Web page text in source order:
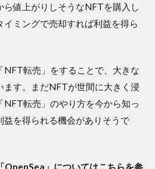
ら値上がりしそうなNFTを購入し
ミングで売却すれば利益を得ら
NFT転売」をすることで、大きな
ます。まだNFTが世間に大きく浸
NFT転売」のやり方を今から知っ
を得られる機会がありそうで
OpenSea」についてはこちらを参